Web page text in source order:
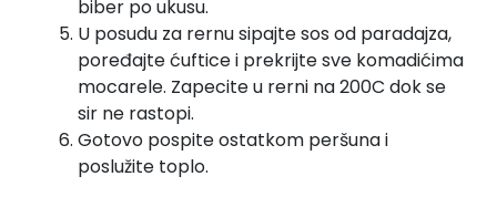
biber po ukusu.
U posudu za rernu sipajte sos od paradajza,
poređajte ćuftice i prekrijte sve komadićima
mocarele. Zapecite u rerni na 200C dok se
sir ne rastopi.
Gotovo pospite ostatkom peršuna i
poslužite toplo.